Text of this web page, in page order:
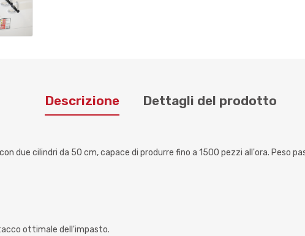
Descrizione Dettagli del prodotto
due cilindri da 50 cm, capace di produrre fino a 1500 pezzi all'ora. Peso
ottimale dell'impasto.